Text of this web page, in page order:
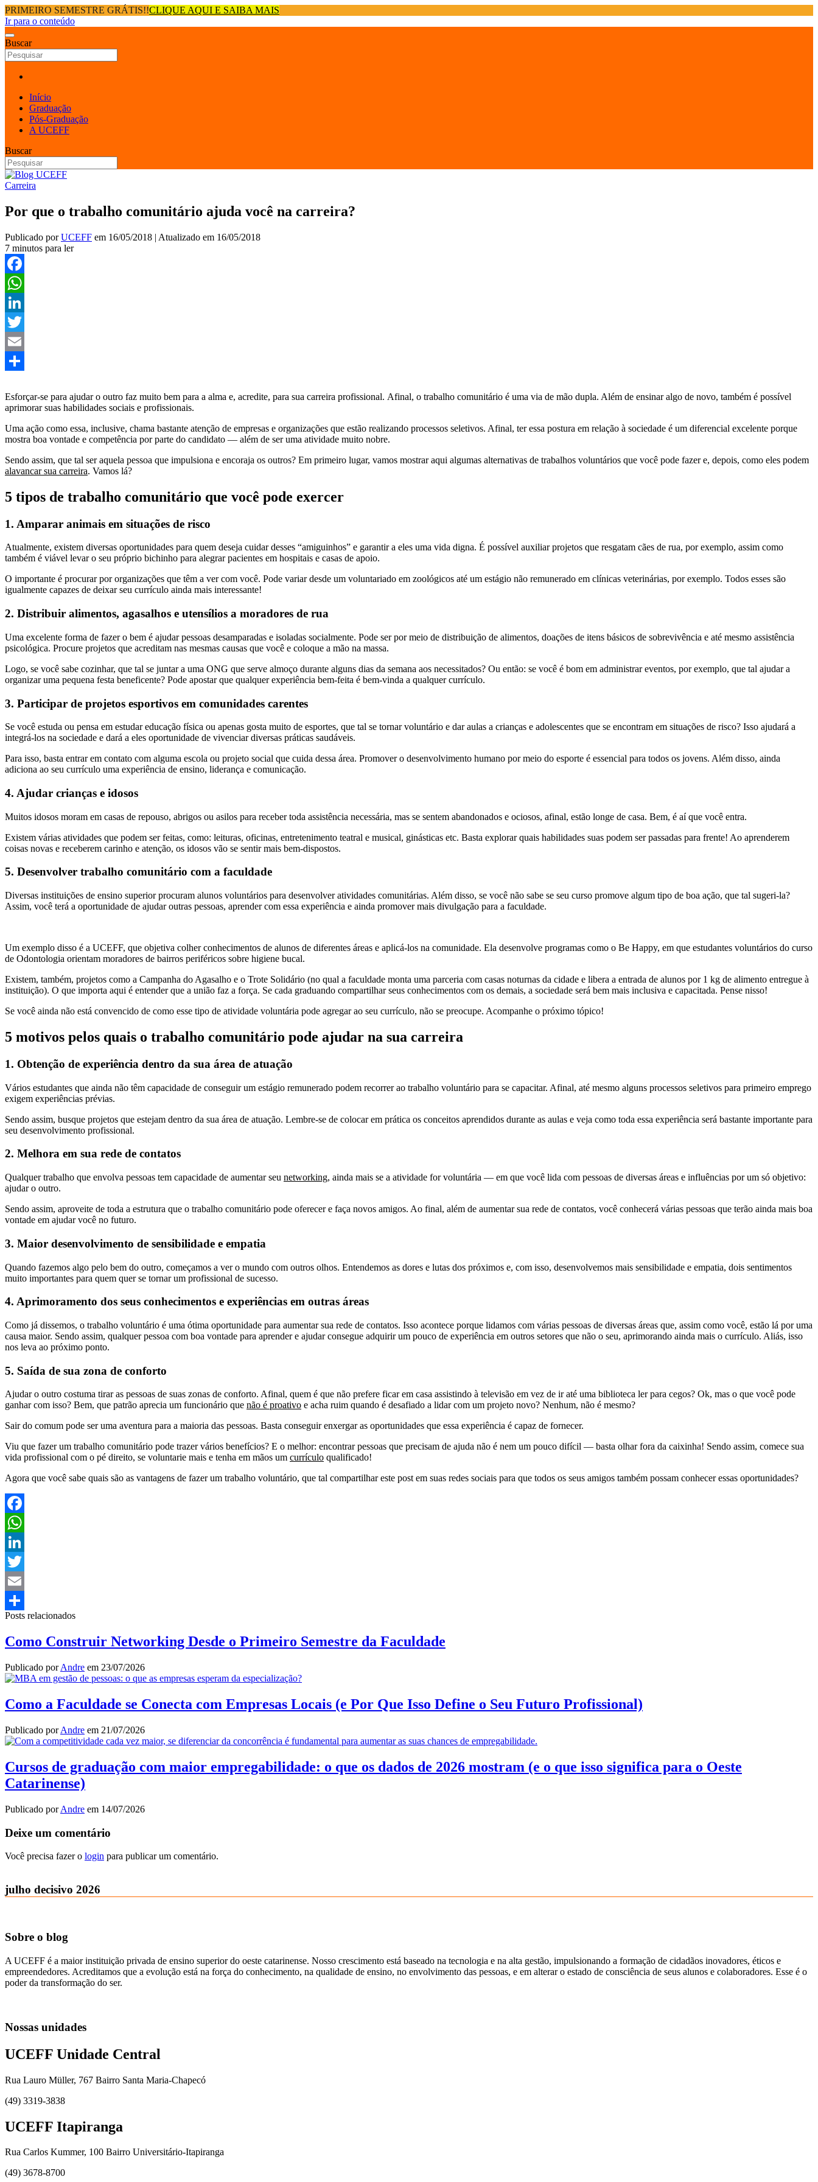
PRIMEIRO SEMESTRE GRÁTIS!!CLIQUE AQUI E SAIBA MAIS
Ir para o conteúdo
Buscar
Início
Graduação
Pós-Graduação
A UCEFF
Buscar
Carreira
Por que o trabalho comunitário ajuda você na carreira?
Publicado porUCEFF em 16/05/2018 | Atualizado em 16/05/2018
7 minutos para ler
Facebook
WhatsApp
LinkedIn
Twitter
Email
Esforçar-se para ajudar o outro faz muito bem para a alma e, acredite, para sua carreira profissional. Afinal, o trabalho comunitário é uma via de mão dupla. Além de ensinar algo de novo, também é possível
aprimorar suas habilidades sociais e profissionais.
Uma ação como essa, inclusive, chama bastante atenção de empresas e organizações que estão realizando processos seletivos. Afinal, ter essa postura em relação à sociedade é um diferencial excelente porque
mostra boa vontade e competência por parte do candidato — além de ser uma atividade muito nobre.
Sendo assim, que tal ser aquela pessoa que impulsiona e encoraja os outros? Em primeiro lugar, vamos mostrar aqui algumas alternativas de trabalhos voluntários que você pode fazer e, depois, como eles podem
alavancar sua carreira. Vamos lá?
5 tipos de trabalho comunitário que você pode exercer
1. Amparar animais em situações de risco
Atualmente, existem diversas oportunidades para quem deseja cuidar desses “amiguinhos” e garantir a eles uma vida digna. É possível auxiliar projetos que resgatam cães de rua, por exemplo, assim como
também é viável levar o seu próprio bichinho para alegrar pacientes em hospitais e casas de apoio.
O importante é procurar por organizações que têm a ver com você. Pode variar desde um voluntariado em zoológicos até um estágio não remunerado em clínicas veterinárias, por exemplo. Todos esses são
igualmente capazes de deixar seu currículo ainda mais interessante!
2. Distribuir alimentos, agasalhos e utensílios a moradores de rua
Uma excelente forma de fazer o bem é ajudar pessoas desamparadas e isoladas socialmente. Pode ser por meio de distribuição de alimentos, doações de itens básicos de sobrevivência e até mesmo assistência
psicológica. Procure projetos que acreditam nas mesmas causas que você e coloque a mão na massa.
Logo, se você sabe cozinhar, que tal se juntar a uma ONG que serve almoço durante alguns dias da semana aos necessitados? Ou então: se você é bom em administrar eventos, por exemplo, que tal ajudar a
organizar uma pequena festa beneficente? Pode apostar que qualquer experiência bem-feita é bem-vinda a qualquer currículo.
3. Participar de projetos esportivos em comunidades carentes
Se você estuda ou pensa em estudar educação física ou apenas gosta muito de esportes, que tal se tornar voluntário e dar aulas a crianças e adolescentes que se encontram em situações de risco? Isso ajudará a
integrá-los na sociedade e dará a eles oportunidade de vivenciar diversas práticas saudáveis.
Para isso, basta entrar em contato com alguma escola ou projeto social que cuida dessa área. Promover o desenvolvimento humano por meio do esporte é essencial para todos os jovens. Além disso, ainda
adiciona ao seu currículo uma experiência de ensino, liderança e comunicação.
4. Ajudar crianças e idosos
Muitos idosos moram em casas de repouso, abrigos ou asilos para receber toda assistência necessária, mas se sentem abandonados e ociosos, afinal, estão longe de casa. Bem, é aí que você entra.
Existem várias atividades que podem ser feitas, como: leituras, oficinas, entretenimento teatral e musical, ginásticas etc. Basta explorar quais habilidades suas podem ser passadas para frente! Ao aprenderem
coisas novas e receberem carinho e atenção, os idosos vão se sentir mais bem-dispostos.
5. Desenvolver trabalho comunitário com a faculdade
Diversas instituições de ensino superior procuram alunos voluntários para desenvolver atividades comunitárias. Além disso, se você não sabe se seu curso promove algum tipo de boa ação, que tal sugeri-la?
Assim, você terá a oportunidade de ajudar outras pessoas, aprender com essa experiência e ainda promover mais divulgação para a faculdade.
Um exemplo disso é a UCEFF, que objetiva colher conhecimentos de alunos de diferentes áreas e aplicá-los na comunidade. Ela desenvolve programas como o Be Happy, em que estudantes voluntários do curso
de Odontologia orientam moradores de bairros periféricos sobre higiene bucal.
Existem, também, projetos como a Campanha do Agasalho e o Trote Solidário (no qual a faculdade monta uma parceria com casas noturnas da cidade e libera a entrada de alunos por 1 kg de alimento entregue à
instituição). O que importa aqui é entender que a união faz a força. Se cada graduando compartilhar seus conhecimentos com os demais, a sociedade será bem mais inclusiva e capacitada. Pense nisso!
Se você ainda não está convencido de como esse tipo de atividade voluntária pode agregar ao seu currículo, não se preocupe. Acompanhe o próximo tópico!
5 motivos pelos quais o trabalho comunitário pode ajudar na sua carreira
1. Obtenção de experiência dentro da sua área de atuação
Vários estudantes que ainda não têm capacidade de conseguir um estágio remunerado podem recorrer ao trabalho voluntário para se capacitar. Afinal, até mesmo alguns processos seletivos para primeiro emprego
exigem experiências prévias.
Sendo assim, busque projetos que estejam dentro da sua área de atuação. Lembre-se de colocar em prática os conceitos aprendidos durante as aulas e veja como toda essa experiência será bastante importante para
seu desenvolvimento profissional.
2. Melhora em sua rede de contatos
Qualquer trabalho que envolva pessoas tem capacidade de aumentar seu networking, ainda mais se a atividade for voluntária — em que você lida com pessoas de diversas áreas e influências por um só objetivo:
ajudar o outro.
Sendo assim, aproveite de toda a estrutura que o trabalho comunitário pode oferecer e faça novos amigos. Ao final, além de aumentar sua rede de contatos, você conhecerá várias pessoas que terão ainda mais boa
vontade em ajudar você no futuro.
3. Maior desenvolvimento de sensibilidade e empatia
Quando fazemos algo pelo bem do outro, começamos a ver o mundo com outros olhos. Entendemos as dores e lutas dos próximos e, com isso, desenvolvemos mais sensibilidade e empatia, dois sentimentos
muito importantes para quem quer se tornar um profissional de sucesso.
4. Aprimoramento dos seus conhecimentos e experiências em outras áreas
Como já dissemos, o trabalho voluntário é uma ótima oportunidade para aumentar sua rede de contatos. Isso acontece porque lidamos com várias pessoas de diversas áreas que, assim como você, estão lá por uma
causa maior. Sendo assim, qualquer pessoa com boa vontade para aprender e ajudar consegue adquirir um pouco de experiência em outros setores que não o seu, aprimorando ainda mais o currículo. Aliás, isso
nos leva ao próximo ponto.
5. Saída de sua zona de conforto
Ajudar o outro costuma tirar as pessoas de suas zonas de conforto. Afinal, quem é que não prefere ficar em casa assistindo à televisão em vez de ir até uma biblioteca ler para cegos? Ok, mas o que você pode
ganhar com isso? Bem, que patrão aprecia um funcionário que não é proativo e acha ruim quando é desafiado a lidar com um projeto novo? Nenhum, não é mesmo?
Sair do comum pode ser uma aventura para a maioria das pessoas. Basta conseguir enxergar as oportunidades que essa experiência é capaz de fornecer.
Viu que fazer um trabalho comunitário pode trazer vários benefícios? E o melhor: encontrar pessoas que precisam de ajuda não é nem um pouco difícil — basta olhar fora da caixinha! Sendo assim, comece sua
vida profissional com o pé direito, se voluntarie mais e tenha em mãos um currículo qualificado!
Agora que você sabe quais são as vantagens de fazer um trabalho voluntário, que tal compartilhar este post em suas redes sociais para que todos os seus amigos também possam conhecer essas oportunidades?
Facebook
WhatsApp
LinkedIn
Twitter
Email
Share
Posts relacionados
Como Construir Networking Desde o Primeiro Semestre da Faculdade
Publicado porAndre em 23/07/2026
Como a Faculdade se Conecta com Empresas Locais (e Por Que Isso Define o Seu Futuro Profissional)
Publicado porAndre em 21/07/2026
Cursos de graduação com maior empregabilidade: o que os dados de 2026 mostram (e o que isso significa para o Oeste
Catarinense)
Publicado porAndre em 14/07/2026
Deixe um comentário
Você precisa fazer o login para publicar um comentário.
julho decisivo 2026
Sobre o blog
A UCEFF é a maior instituição privada de ensino superior do oeste catarinense. Nosso crescimento está baseado na tecnologia e na alta gestão, impulsionando a formação de cidadãos inovadores, éticos e
empreendedores. Acreditamos que a evolução está na força do conhecimento, na qualidade de ensino, no envolvimento das pessoas, e em alterar o estado de consciência de seus alunos e colaboradores. Esse é o
poder da transformação do ser.
Nossas unidades
UCEFF Unidade Central
Rua Lauro Müller, 767 Bairro Santa Maria-Chapecó
(49) 3319-3838
UCEFF Itapiranga
Rua Carlos Kummer, 100 Bairro Universitário-Itapiranga
(49) 3678-8700